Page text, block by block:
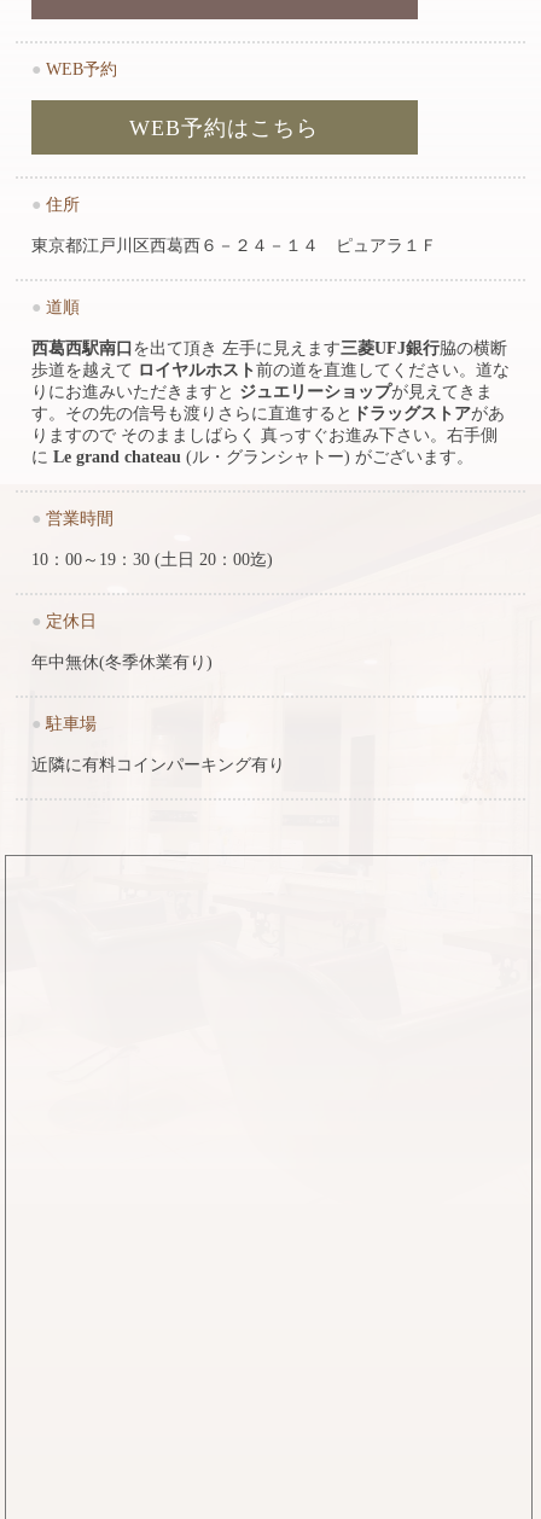
● WEB予約
WEB予約はこちら
● 住所
東京都江戸川区西葛西６－２４－１４ ピュアラ１Ｆ
● 道順
西葛西駅南口 を出て頂き 左手に見えます三菱UFJ銀行脇の横断
歩道を越えて ロイヤルホスト 前の道を直進してください。道な
りにお進みいただきますと ジュエリーショップが見えてきま
す。その先の信号も渡りさらに直進すると ドラッグストアがあ
りますので そのまましばらく 真っすぐお進み下さい。右手側
に Le grand chateau (ル・グランシャトー) がございます。
● 営業時間
10：00～19：30 (土日 20：00迄)
● 定休日
年中無休(冬季休業有り)
● 駐車場
近隣に有料コインパーキング有り